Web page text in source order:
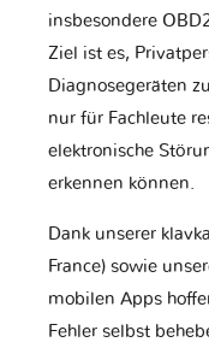
insbesondere
Ziel ist es,
Diagnosegeräten
nur für Fachleute
elektronische
erkennen können.
Dank unserer
France) sowie
mobilen Apps
Fehler selbst